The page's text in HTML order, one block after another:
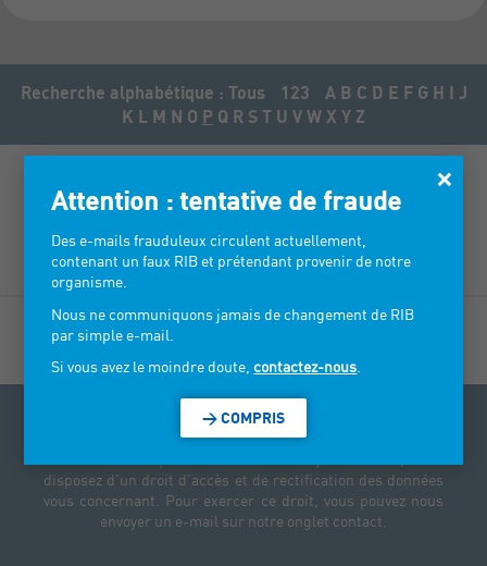
Recherche alphabétique : Tous 123 A B C D E F G H I J
K L M N O P Q R S T U V W X Y Z
Prêt-à-porter femme, beachwear, bohème chic.
Droit d'accès aux données personnelles : Conformément à
disposez d'un droit d'accès et de rectification des données
vous concernant. Pour exercer ce droit, vous pouvez nous
envoyer un e-mail sur notre onglet contact.
×
Attention : tentative de fraude
Des e-mails frauduleux circulent actuellement,
contenant un faux RIB et prétendant provenir de notre
organisme.
Nous ne communiquons jamais de changement de RIB
par simple e-mail.
Si vous avez le moindre doute, contactez-nous
> COMPRIS